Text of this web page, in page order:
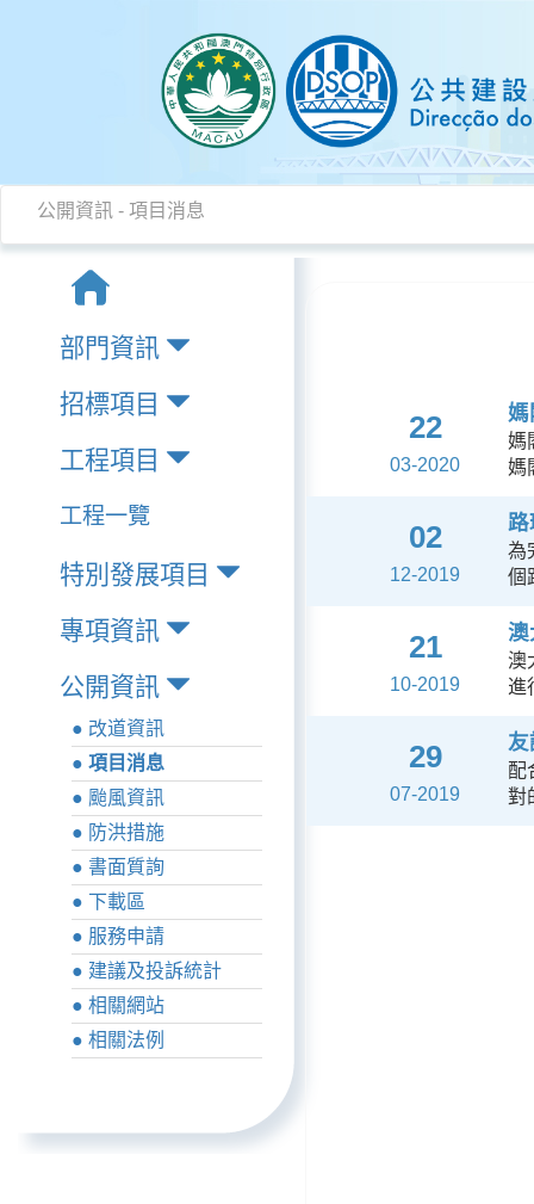
公開資訊 - 項目消息
部門資訊
招標項目
工程項目
工程一覽
特別發展項目
專項資訊
公開資訊
● 改道資訊
● 項目消息
● 颱風資訊
● 防洪措施
● 書面質詢
● 下載區
● 服務申請
● 建議及投訴統計
● 相關網站
● 相關法例
22
03-2020
媽
媽
媽
02
12-2019
路
為
個
21
10-2019
澳
澳
進
29
07-2019
友
配
對